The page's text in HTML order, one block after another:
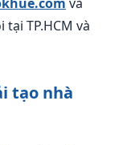
TP.HCM và
tạo nhà